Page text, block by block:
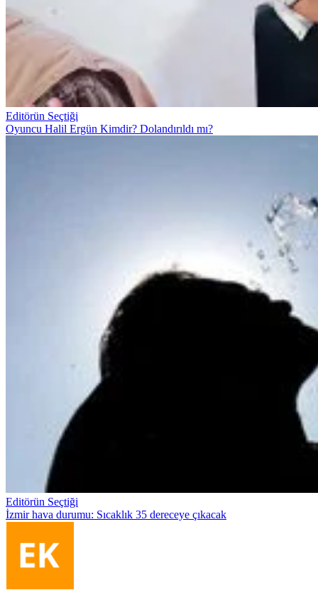
Editörün Seçtiği
Oyuncu Halil Ergün Kimdir? Dolandırıldı mı?
Editörün Seçtiği
İzmir hava durumu: Sıcaklık 35 dereceye çıkacak